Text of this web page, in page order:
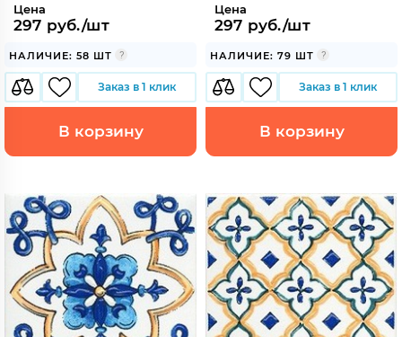
Цена
297 руб./шт
НАЛИЧИЕ: 58 ШТ
Заказ в 1 клик
В корзину
Цена
297 руб./шт
НАЛИЧИЕ: 79 ШТ
Заказ в 1 клик
В корзину